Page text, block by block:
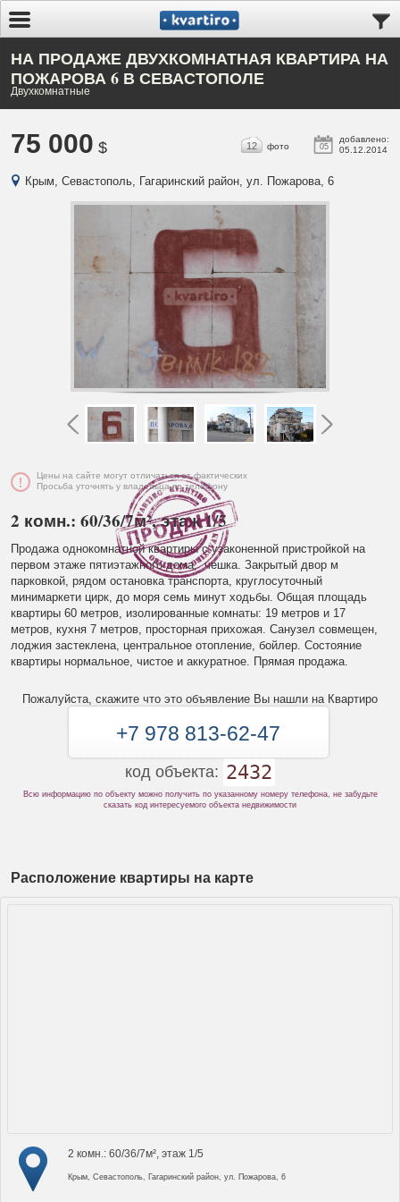
НА ПРОДАЖЕ ДВУХКОМНАТНАЯ КВАРТИРА НА
ПОЖАРОВА 6 В СЕВАСТОПОЛЕ
Двухкомнатные
75 000 $ 05
добавлено:
05.12.2014
12 фото
Крым, Севастополь, Гагаринский район, ул. Пожарова, 6
Цены на сайте могут отличаться от фактических
Просьба уточнять у владельца по телефону
2 комн.: 60/36/7м², этаж 1/5
Продажа однокомнатной квартиры с узаконенной пристройкой на
первом этаже пятиэтажного дома, чешка. Закрытый двор м
парковкой, рядом остановка транспорта, круглосуточный
минимаркети цирк, до моря семь минут ходьбы. Общая площадь
квартиры 60 метров, изолированные комнаты: 19 метров и 17
метров, кухня 7 метров, просторная прихожая. Санузел совмещен,
лоджия застеклена, центральное отопление, бойлер. Состояние
квартиры нормальное, чистое и аккуратное. Прямая продажа.
Пожалуйста, скажите что это объявление Вы нашли на Квартиро
+7 978 813-62-47
код объекта: 2432
Всю информацию по объекту можно получить по указанному номеру телефона, не забудьте
сказать код интересуемого объекта недвижимости
Расположение квартиры на карте
2 комн.: 60/36/7м², этаж 1/5
Крым, Севастополь, Гагаринский район, ул. Пожарова, 6